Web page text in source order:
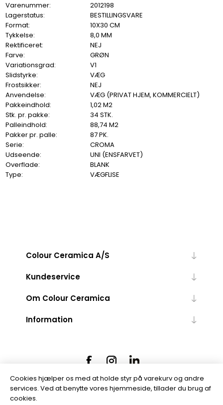
Varenummer:
2012198
Lagerstatus:
BESTILLINGSVARE
Format:
10X30 CM
Tykkelse:
8,0 MM
Rektificeret:
NEJ
Farve:
GRØN
Variationsgrad:
V1
Slidstyrke:
VÆG
Frostsikker:
NEJ
Anvendelse:
VÆG (PRIVAT HJEM, KOMMERCIELT)
Pakkeindhold:
1,02 M2
Stk. pr. pakke:
34 STK.
Palleindhold:
88,74 M2
Pakker pr. palle:
87 PK.
Serie:
CROMA
Udseende:
UNI (ENSFARVET)
Overflade:
BLANK
Type:
VÆGFLISE
Colour Ceramica A/S
Kundeservice
Om Colour Ceramica
Information
Cookies hjælper os med at holde styr på varekurv og andre
services. Ved at benytte vores hjemmeside, tillader du brug af
cookies.